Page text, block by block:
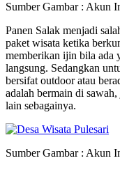
Sumber Gambar : Akun
Panen Salak menjadi
paket wisata ketika
memberikan ijin bila ada
langsung. Sedangkan
bersifat outdoor atau
adalah bermain di
lain sebagainya.
Sumber Gambar : Akun